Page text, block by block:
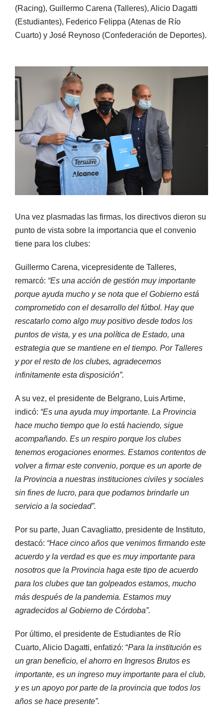
(Racing), Guillermo Carena (Talleres), Alicio Dagatti
(Estudiantes), Federico Felippa (Atenas de Río
Cuarto) y José Reynoso (Confederación de Deportes).
Una vez plasmadas las firmas, los directivos dieron su
punto de vista sobre la importancia que el convenio
tiene para los clubes:
Guillermo Carena, vicepresidente de Talleres,
remarcó: “Es una acción de gestión muy importante
porque ayuda mucho y se nota que el Gobierno está
comprometido con el desarrollo del fútbol. Hay que
rescatarlo como algo muy positivo desde todos los
puntos de vista, y es una política de Estado, una
estrategia que se mantiene en el tiempo. Por Talleres
y por el resto de los clubes, agradecemos
infinitamente esta disposición”.
A su vez, el presidente de Belgrano, Luis Artime,
indicó: “Es una ayuda muy importante. La Provincia
hace mucho tiempo que lo está haciendo, sigue
acompañando. Es un respiro porque los clubes
tenemos erogaciones enormes. Estamos contentos de
volver a firmar este convenio, porque es un aporte de
la Provincia a nuestras instituciones civiles y sociales
sin fines de lucro, para que podamos brindarle un
servicio a la sociedad”.
Por su parte, Juan Cavagliatto, presidente de Instituto,
destacó: “Hace cinco años que venimos firmando este
acuerdo y la verdad es que es muy importante para
nosotros que la Provincia haga este tipo de acuerdo
para los clubes que tan golpeados estamos, mucho
más después de la pandemia. Estamos muy
agradecidos al Gobierno de Córdoba”.
Por último, el presidente de Estudiantes de Río
Cuarto, Alicio Dagatti, enfatizó: “Para la institución es
un gran beneficio, el ahorro en Ingresos Brutos es
importante, es un ingreso muy importante para el club,
y es un apoyo por parte de la provincia que todos los
años se hace presente”.